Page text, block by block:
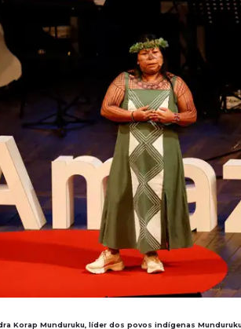
Korap Munduruku, líder dos povos indígenas